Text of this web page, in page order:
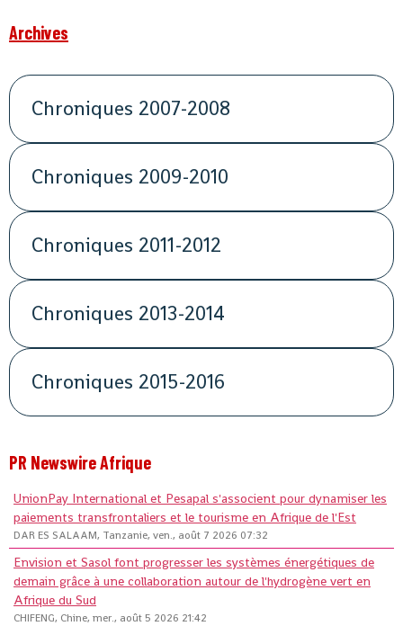
Archives
Chroniques 2007-2008
Chroniques 2009-2010
Chroniques 2011-2012
Chroniques 2013-2014
Chroniques 2015-2016
PR Newswire Afrique
UnionPay International et Pesapal s'associent pour dynamiser les
paiements transfrontaliers et le tourisme en Afrique de l'Est
DAR ES SALAAM, Tanzanie, ven., août 7 2026 07:32
Envision et Sasol font progresser les systèmes énergétiques de
demain grâce à une collaboration autour de l'hydrogène vert en
Afrique du Sud
CHIFENG, Chine, mer., août 5 2026 21:42